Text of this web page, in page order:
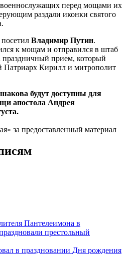
военнослужащих перед мощами их
раздали иконки святого
Владимир Путин.
к мощам и отправился в штаб
прием, который
Патриарх Кирилл и митрополит
будут доступны для
апостола Андрея
за предоставленный материал
Пантелеимона в
престольный
в праздновании Дня рождения